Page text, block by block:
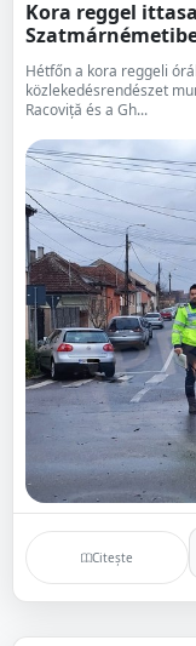
Kora reggel
Hétfőn a kora reggeli
közlekedésrendészet
Racoviță és a Gh...
Citește